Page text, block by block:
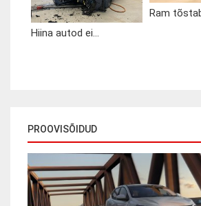
Hiina autod ei...
Ram
PROOVISÕIDUD